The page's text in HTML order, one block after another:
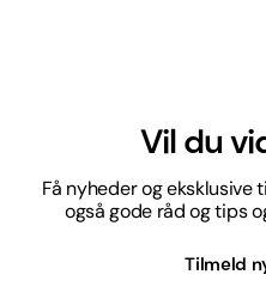
Vil du
Få nyheder og eksklusive
også gode råd og tips
Tilmeld